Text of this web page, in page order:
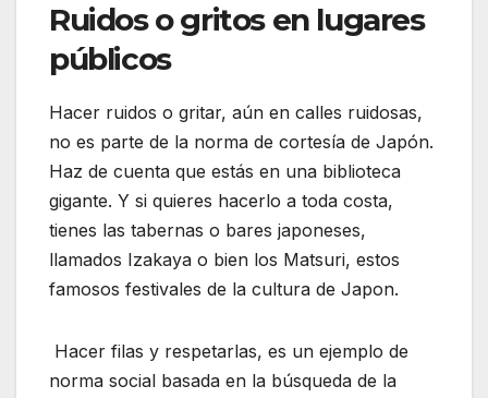
Ruidos o gritos en lugares
públicos
Hacer ruidos o gritar, aún en calles ruidosas,
no es parte de la norma de cortesía de Japón.
Haz de cuenta que estás en una biblioteca
gigante. Y si quieres hacerlo a toda costa,
tienes las tabernas o bares japoneses,
llamados Izakaya o bien los Matsuri, estos
famosos festivales de la cultura de Japon.
Hacer filas y respetarlas, es un ejemplo de
norma social basada en la búsqueda de la